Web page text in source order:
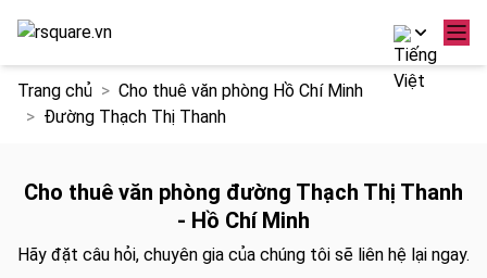
đến
Trang chủ
Cho thuê văn phòng Hồ Chí Minh
Đường Thạch Thị Thanh
Cho thuê văn phòng đường Thạch Thị Thanh
- Hồ Chí Minh
Hãy đặt câu hỏi, chuyên gia của chúng tôi sẽ liên hệ lại ngay.